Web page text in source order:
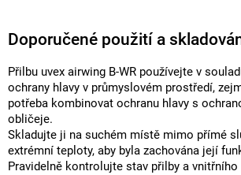
Doporučené použití a
Přilbu uvex airwing B-WR používejte v
ochrany hlavy v průmyslovém prostředí,
potřeba kombinovat ochranu hlavy s
obličeje.
Skladujte ji na suchém místě mimo přímé
extrémní teploty, aby byla zachována její
Pravidelně kontrolujte stav přilby a vnitřního